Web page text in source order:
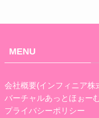
MENU
会社概要(インフィニア株
バーチャルあっとほぉー
プライバシーポリシー